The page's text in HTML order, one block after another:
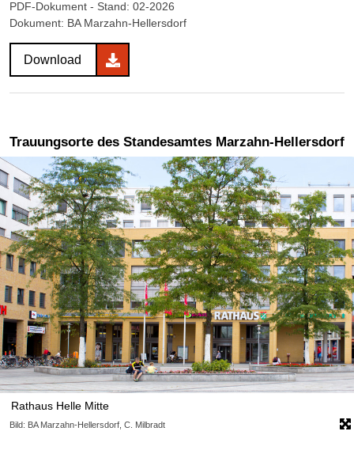
PDF-Dokument - Stand: 02-2026
Dokument: BA Marzahn-Hellersdorf
Download
Trauungsorte des Standesamtes Marzahn-Hellersdorf
Rathaus Helle Mitte
Bild: BA Marzahn-Hellersdorf, C. Milbradt